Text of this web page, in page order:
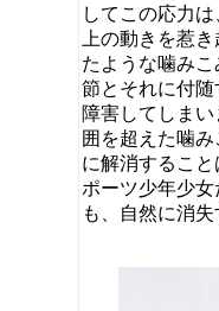
してこの応力
上の動きを惹
たような噛み
節とそれに付随
障害してしま
囲を超えた噛
に解消するこ
ポーツ少年少
も、自然に消失